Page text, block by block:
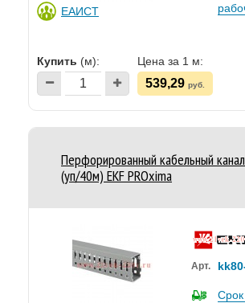
ЕАИСТ
Купить (м): Цена за 1 м:
539,29 руб.
Перфорированный кабельный
(уп/40м) EKF PROxima
Арт.
Срок